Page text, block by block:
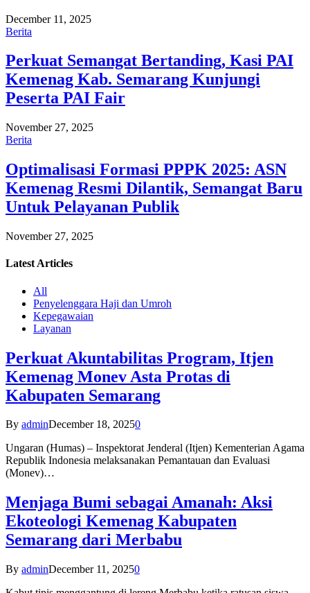
December 11, 2025
Berita
Perkuat Semangat Bertanding, Kasi PAI
Kemenag Kab. Semarang Kunjungi
Peserta PAI Fair
November 27, 2025
Berita
Optimalisasi Formasi PPPK 2025: ASN
Kemenag Resmi Dilantik, Semangat Baru
Untuk Pelayanan Publik
November 27, 2025
Latest Articles
All
Penyelenggara Haji dan Umroh
Kepegawaian
Layanan
Perkuat Akuntabilitas Program, Itjen
Kemenag Monev Asta Protas di
Kabupaten Semarang
By adminDecember 18, 20250
Ungaran (Humas) – Inspektorat Jenderal (Itjen) Kementerian Agama
Republik Indonesia melaksanakan Pemantauan dan Evaluasi
(Monev)…
Menjaga Bumi sebagai Amanah: Aksi
Ekoteologi Kemenag Kabupaten
Semarang dari Merbabu
By adminDecember 11, 20250